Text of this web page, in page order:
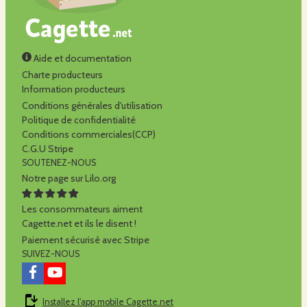
Aide et documentation
Charte producteurs
Information producteurs
Conditions générales d'utilisation
Politique de confidentialité
Conditions commerciales(CCP)
C.G.U Stripe
SOUTENEZ-NOUS
Notre page sur Lilo.org
Les consommateurs aiment
Cagette.net et ils le disent !
Paiement sécurisé avec Stripe
SUIVEZ-NOUS
Installez l'app mobile Cagette.net